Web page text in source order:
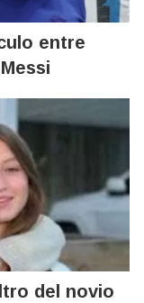
entre
del novio